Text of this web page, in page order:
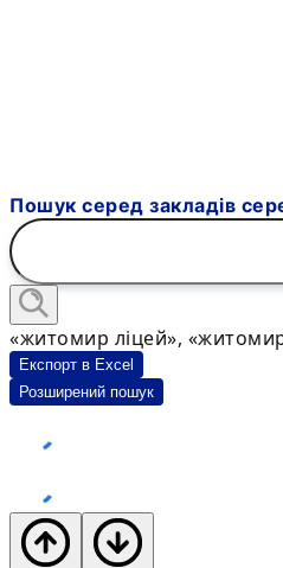
Пошук серед закладів
«житомир ліцей»,
Експорт в Excel
Розширений пошук